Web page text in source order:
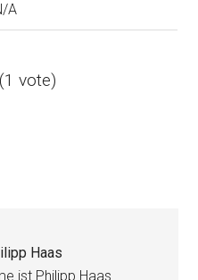
A
vote)
Haas
ist Philipp Haas